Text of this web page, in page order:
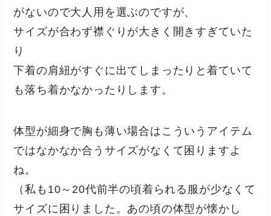
がないので大人用を選ぶのですが、
サイズが合わず襟ぐりが大きく開きすぎていた
り
下着の肩紐がすぐに出てしまったりと着ていて
も落ち着かなかったりします。
体型が細身で胸も薄い場合はこういうアイテム
ではなかなか合うサイズがなくて困りますよ
ね。
（私も10～20代前半の頃着られる服が少なくて
サイズに困りました。あの頃の体型が懐かし